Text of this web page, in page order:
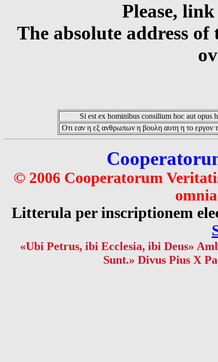
Please,
The absolute address
Si est ex hominibus consilium hoc aut opus
Οτι εαν η εξ ανθρωπων η βουλη αυτη η το εργον
© 2006 Cooperatorum
Litterula per inscriptionem
«Ubi Petrus, ibi Ecclesia, ibi Deus»
Sunt.» Divus Pius X